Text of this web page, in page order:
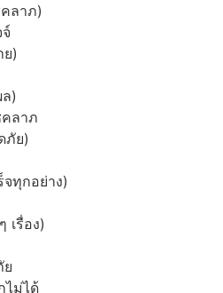
ลาภ)
)
)
ลาภ
ภัย)
ทุกอย่าง)
เรื่อง)
ไม่ได้